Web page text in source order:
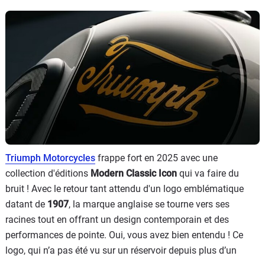
Triumph Motorcycles frappe fort en 2025 avec une
collection d'éditions Modern Classic Icon qui va faire du
bruit ! Avec le retour tant attendu d'un logo emblématique
datant de 1907, la marque anglaise se tourne vers ses
racines tout en offrant un design contemporain et des
performances de pointe. Oui, vous avez bien entendu ! Ce
logo, qui n’a pas été vu sur un réservoir depuis plus d’un